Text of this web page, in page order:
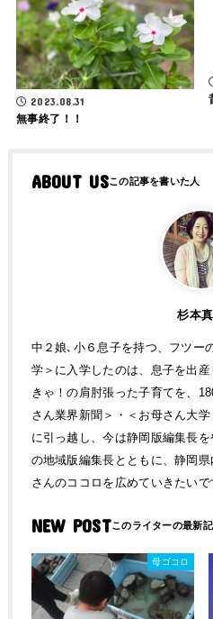
2023.08.31
無事終了！！
ABOUT US
杉本
中２娘､小６息子を持つ、フツー
学＞に入学したのは、息子を出
きゃ！の肩肘張った子育てを、
さん業界新聞＞・＜お母さん大
に引っ越し、今は静岡版編集長
の地域版編集長とともに、静岡
さんのココロを広めていきたいで
NEW POST
母ゴコロ